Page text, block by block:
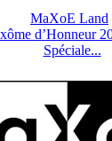
MaXoE Land
d’Honneur
Spéciale...